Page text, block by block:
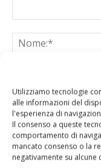
Utilizziamo tecnologie
alle informazioni del
l'esperienza di
Il consenso a queste
comportamento di
mancato consenso o la
negativamente su
Salva il mio nome,
prossima volta che